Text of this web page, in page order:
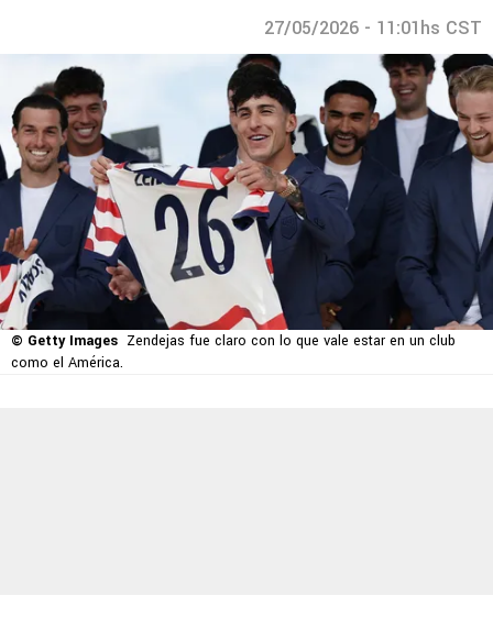
27/05/2026 - 11:01hs CST
© Getty Images Zendejas fue claro con lo que vale estar en un club
como el América.